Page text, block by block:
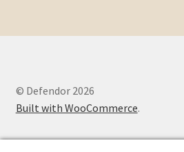
© Defendor 2026
Built with WooCommerce.